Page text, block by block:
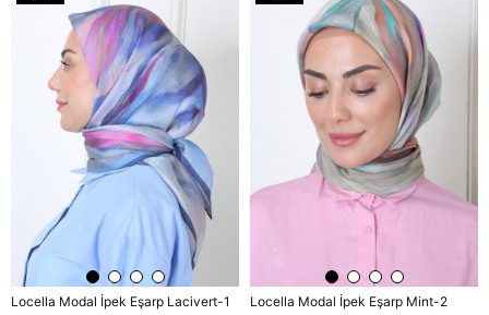
Locella Modal İpek Eşarp Lacivert-1
Locella Modal İpek Eşarp Mint-2